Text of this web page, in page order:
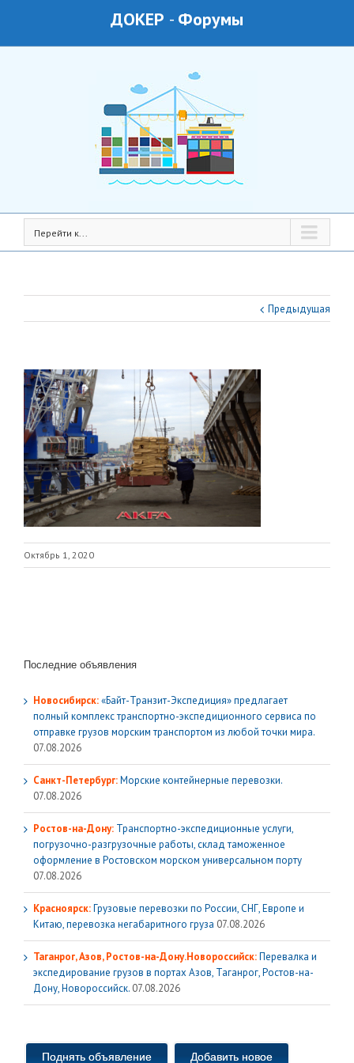
ДОКЕР - Форумы
Перейти к...
Предыдущая
Октябрь 1, 2020
Последние объявления
Новосибирск:«Байт-Транзит-Экспедиция» предлагает
полный комплекс транспортно-экспедиционного сервиса по
отправке грузов морским транспортом из любой точки мира.
07.08.2026
Санкт-Петербург:Морские контейнерные перевозки.
07.08.2026
Ростов-на-Дону: Транспортно-экспедиционные услуги,
погрузочно-разгрузочные работы, склад таможенное
оформление в Ростовском морском универсальном порту
07.08.2026
Красноярск:Грузовые перевозки по России, СНГ, Европе и
Китаю, перевозка негабаритного груза 07.08.2026
Таганрог, Азов, Ростов-на-Дону.Новороссийск:Перевалка и
экспедирование грузов в портах Азов, Таганрог, Ростов-на-
Дону, Новороссийск. 07.08.2026
Поднять объявление Добавить новое